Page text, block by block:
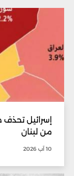
إسرائيل
من لبنان
10 آب 2026